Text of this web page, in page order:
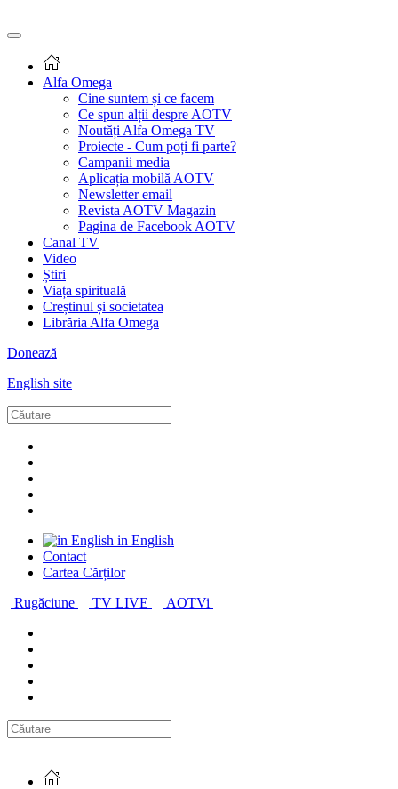
Alfa Omega
Cine suntem și ce facem
Ce spun alții despre AOTV
Noutăți Alfa Omega TV
Proiecte - Cum poți fi parte?
Campanii media
Aplicația mobilă AOTV
Newsletter email
Revista AOTV Magazin
Pagina de Facebook AOTV
Canal TV
Video
Știri
Viața spirituală
Creștinul și societatea
Librăria Alfa Omega
Donează
English site
in English
Contact
Cartea Cărților
Rugăciune
TV LIVE AOTVi